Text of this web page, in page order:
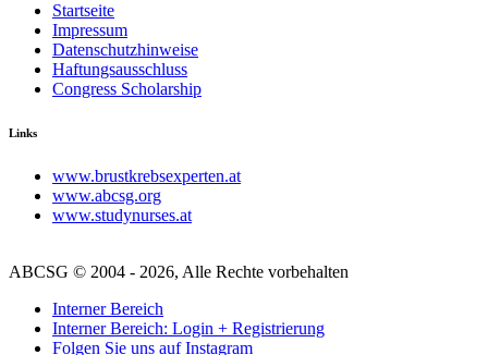
Startseite
Impressum
Datenschutzhinweise
Haftungsausschluss
Congress Scholarship
Links
www.brustkrebsexperten.at
www.abcsg.org
www.studynurses.at
ABCSG © 2004 - 2026, Alle Rechte vorbehalten
Interner Bereich
Interner Bereich: Login + Registrierung
Folgen Sie uns auf Instagram